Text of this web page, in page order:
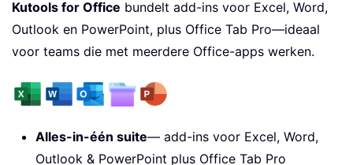
Kutools for Office bundelt add-ins voor Excel, Word,
Outlook en PowerPoint, plus Office Tab Pro—ideaal
voor teams die met meerdere Office-apps werken.
Alles-in-één suite— add-ins voor Excel, Word,
Outlook & PowerPoint plus Office Tab Pro